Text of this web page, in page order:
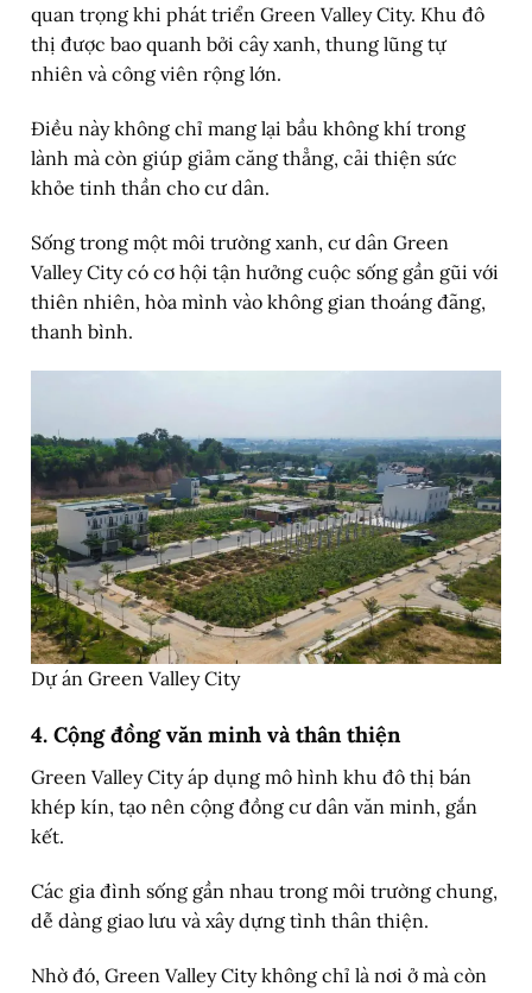
quan trọng khi phát triển Green Valley City. Khu đô
thị được bao quanh bởi cây xanh, thung lũng tự
nhiên và công viên rộng lớn.
Điều này không chỉ mang lại bầu không khí trong
lành mà còn giúp giảm căng thẳng, cải thiện sức
khỏe tinh thần cho cư dân.
Sống trong một môi trường xanh, cư dân Green
Valley City có cơ hội tận hưởng cuộc sống gần gũi với
thiên nhiên, hòa mình vào không gian thoáng đãng,
thanh bình.
Dự án Green Valley City
4. Cộng đồng văn minh và thân thiện
Green Valley City áp dụng mô hình khu đô thị bán
khép kín, tạo nên cộng đồng cư dân văn minh, gắn
kết.
Các gia đình sống gần nhau trong môi trường chung,
dễ dàng giao lưu và xây dựng tình thân thiện.
Nhờ đó, Green Valley City không chỉ là nơi ở mà còn